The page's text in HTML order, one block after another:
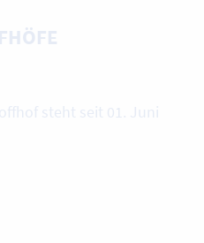
steht seit 01. Juni